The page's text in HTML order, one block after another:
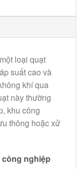
loại quạt
suất cao và
khí qua
này thường
khu công
thông hoặc xử
công nghiệp